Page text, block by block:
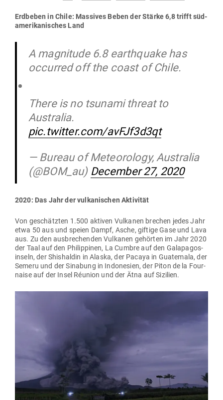
Erd­beben in Chile: Mas­sives Beben der Stärke 6,8 trifft süd­
ame­ri­ka­ni­sches Land
A magnitude 6.8 earthquake has
occurred off the coast of Chile.
There is no tsunami threat to
Australia.
pic.twitter.com/avFJf3d3qt
— Bureau of Meteorology, Australia
(@BOM_au) December 27, 2020
2020: Das Jahr der vul­ka­ni­schen Aktivität
Von geschätzten 1.500 aktiven Vul­kanen brechen jedes Jahr
etwa 50 aus und speien Dampf, Asche, giftige Gase und Lava
aus. Zu den aus­bre­chenden Vul­kanen gehörten im Jahr 2020
der Taal auf den Phil­ip­pinen, La Cumbre auf den Gala­pa­gos­
inseln, der Shis­haldin in Alaska, der Pacaya in Gua­temala, der
Semeru und der Sin­abung in Indo­nesien, der Piton de la Four­
naise auf der Insel Réunion und der Ätna auf Sizilien.